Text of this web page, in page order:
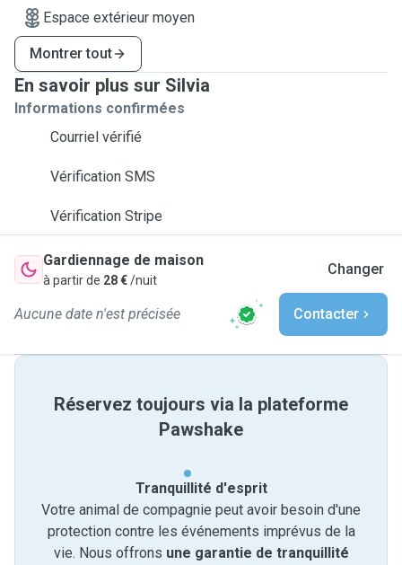
Espace extérieur moyen
Montrer tout
En savoir plus sur Silvia
Informations confirmées
Courriel vérifié
Vérification SMS
Vérification Stripe
Gardiennage de maison
à partir de 28 €/nuit
Changer
Aucune date n'est précisée Contacter
Réservez toujours via la plateforme
Pawshake
Tranquillité d'esprit
Votre animal de compagnie peut avoir besoin d'une
protection contre les événements imprévus de la
vie. Nous offrons une garantie de tranquillité